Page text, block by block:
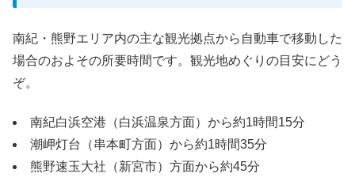
南紀・熊野エリア内の主な観光拠点から自動車で移動した
場合のおよその所要時間です。観光地めぐりの目安にどう
ぞ。
南紀白浜空港（白浜温泉方面）から約1時間15分
潮岬灯台（串本町方面）から約1時間35分
熊野速玉大社（新宮市）方面から約45分